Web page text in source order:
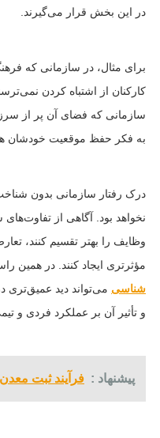
در این بخش قرار می‌گیرند.
برای مثال، در سازمانی که
کارکنان از اشتباه کردن
سازمانی که فضای آن پر از
به فکر حفظ موقعیت خودشان
درک رفتار سازمانی بدون
نخواهد بود. آگاهی از
وظایف را بهتر تقسیم کنند،
مؤثرتری ایجاد کنند. در همین
شناسی می‌تواند دید عمیق‌تری
و تأثیر آن بر عملکرد فردی و
پیشنهاد : فرآیند ثبت